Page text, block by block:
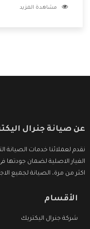
بتصليح جميع المنتجات
مشاهدة المزيد
عن صيانة جنرال
نقدم لعملائنا خدمات
الغيار الاصلية لضمان
اكثر من مرة، الصيانة لجميع
الأقسام
شركة جنرال اليكتريك